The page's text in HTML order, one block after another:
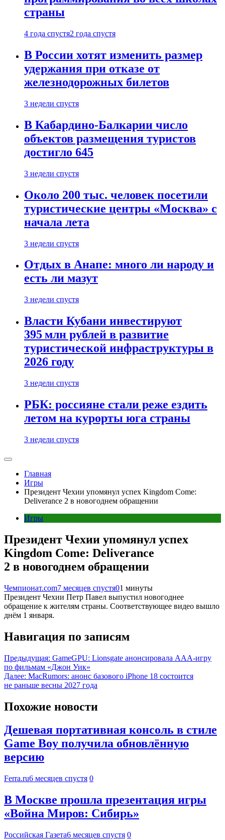
страны
4 года спустя2 года спустя
В России хотят изменить размер
удержания при отказе от
железнодорожных билетов
3 недели спустя
В Кабардино-Балкарии число
объектов размещения туристов
достигло 645
3 недели спустя
Около 200 тыс. человек посетили
туристические центры «Москва» с
начала лета
3 недели спустя
Отдых в Анапе: много ли народу и
есть ли мазут
3 недели спустя
Власти Кубани инвестируют
395 млн рублей в развитие
туристической инфраструктуры в
2026 году
3 недели спустя
РБК: россияне стали реже ездить
летом на курорты юга страны
3 недели спустя
Главная
Игры
Президент Чехии упомянул успех Kingdom Come:
Deliverance 2 в новогоднем обращении
Игры
Президент Чехии упомянул успех
Kingdom Come: Deliverance
2 в новогоднем обращении
Чемпионат.com7 месяцев спустя01 минуты
Президент Чехии Петр Павел выпустил новогоднее
обращение к жителям страны. Соответствующее видео вышло
днём 1 января.
Навигация по записям
Предыдущая: GameGPU: Lionsgate анонсировала ААА-игру
по фильмам «Джон Уик»
Далее: MacRumors: анонс базового iPhone 18 состоится
не раньше весны 2027 года
Похожие новости
Дешевая портативная консоль в стиле
Game Boy получила обновлённую
версию
Ferra.ru6 месяцев спустя 0
В Москве прошла презентация игры
«Война Миров: Сибирь»
Российская Газета6 месяцев спустя 0